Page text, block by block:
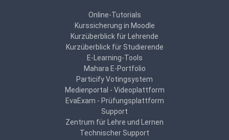
Online-Tutorials
Kurssicherung in Moodle
Kurzüberblick für Lehrende
Kurzüberblick für Studierende
E-Learning-Tools
Mahara E-Portfolio
Particify Votingsystem
Medienportal - Videoplattform
EvaExam - Prüfungsplattform
Support
Zentrum für Lehre und Lernen
Technischer Support